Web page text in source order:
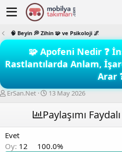
🧠 Beyin 💭 Zihin 🧩 ve Psikoloji 🌌
🧩 Apofeni Nedir ❓
Rastlantılarda Anlam,
Arar
K
o
u
y
u
ErSan.Net
B
a
l
a
g
13 May 2026
Paylaşımı
Evet
Oy: 12 100.0%